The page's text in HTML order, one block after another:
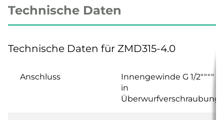
Technische Daten
Technische Daten für ZMD315-4.0
Anschluss
Innengewinde G 1/2""""
in
Überwurfverschraubung